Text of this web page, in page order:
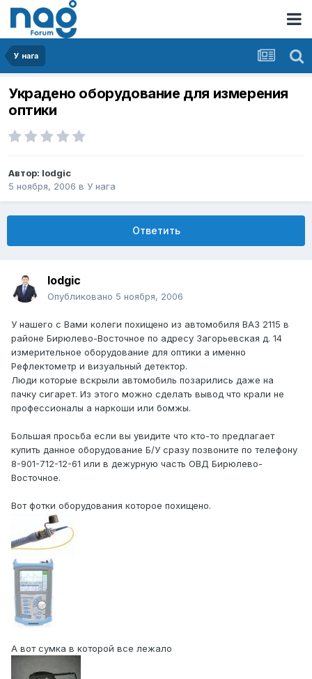
У нага
Украдено оборудование для измерения
оптики
Автор: lodgic
5 ноября, 2006 в У нага
Ответить
lodgic
Опубликовано 5 ноября, 2006
У нашего с Вами колеги похищено из автомобиля ВАЗ 2115 в
районе Бирюлево-Восточное по адресу Загорьевская д. 14
измерительное оборудование для оптики а именно
Рефлектометр и визуальный детектор.
Люди которые вскрыли автомобиль позарились даже на
пачку сигарет. Из этого можно сделать вывод что крали не
профессионалы а наркоши или бомжы.
Большая просьба если вы увидите что кто-то предлагает
купить данное оборудование Б/У сразу позвоните по телефону
8-901-712-12-61 или в дежурную часть ОВД Бирюлево-
Восточное.
Вот фотки оборудования которое похищено.
А вот сумка в которой все лежало